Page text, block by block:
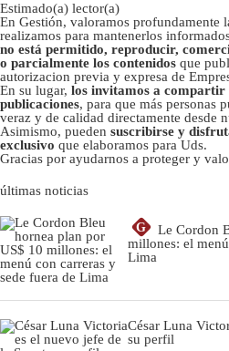
Estimado(a) lector(a)
En Gestión, valoramos profundamente
realizamos para mantenerlos
no está permitido, reproducir,
o parcialmente los contenidos que
autorizacion previa y expresa de
En su lugar, los invitamos a compartir
publicaciones, para que más personas
veraz y de calidad directamente desde
Asimismo, pueden suscribirse y
exclusivo que elaboramos para Uds.
Gracias por ayudarnos a proteger y
últimas noticias
G
Le Cordon
millones: el
Lima
César Luna
su perfil